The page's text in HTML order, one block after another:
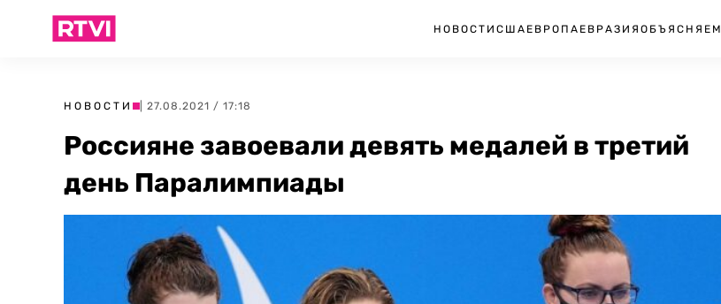
НОВОСТИ США ЕВРОПА ЕВРАЗИЯ ОБЪЯСНЯЕМ
НОВОСТИ | 27.08.2021 / 17:18
Россияне завоевали девять медалей в третий
день Паралимпиады